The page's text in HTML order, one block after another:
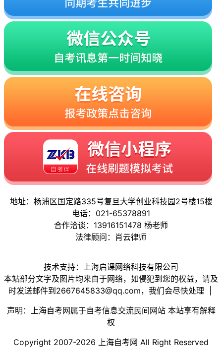
地址：杨浦区国定路335号复旦大学创业科技园2号楼15楼
电话：021-65378891
合作洽谈：13916151478 杨老师
法律顾问：肖云律师
技术支持：上海启课网络科技有限公司
本站部分文字及图片均来自于网络，如侵犯到您的权益，请及
时发送邮件到2667645833@qq.com，我们会尽快处理 |
声明：上海自考网属于自考信息交流民间网站 本站享有解释
权
Copyright 2007-2026 上海自考网 All Right Reserved